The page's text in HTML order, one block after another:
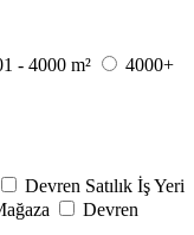
- 4000 m²
4000+
Devren Satılık İş Yeri
Devren